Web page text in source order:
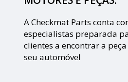
A Checkmat Parts conta
especialistas preparada
clientes a encontrar a
seu automóvel